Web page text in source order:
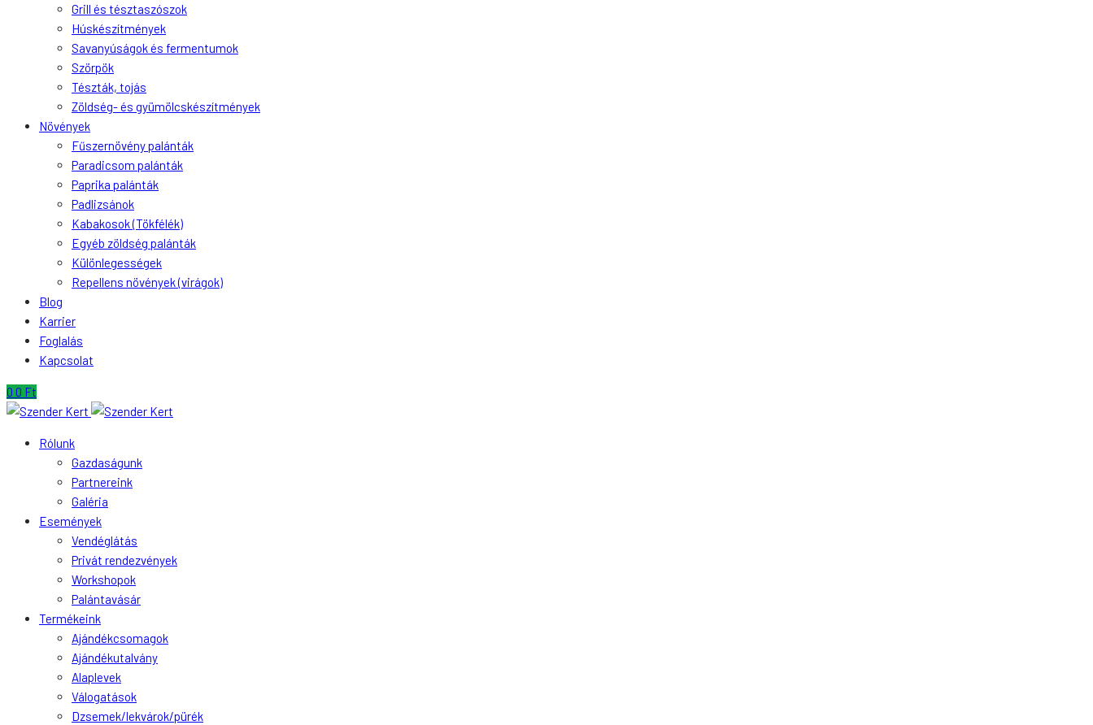
Grill és tésztaszószok
Húskészítmények
Savanyúságok és fermentumok
Szörpök
Tészták, tojás
Zöldség- és gyümölcskészítmények
Növények
Fűszernövény palánták
Paradicsom palánták
Paprika palánták
Padlizsánok
Kabakosok (Tökfélék)
Egyéb zöldség palánták
Különlegességek
Repellens növények (virágok)
Blog
Karrier
Foglalás
Kapcsolat
0 0 Ft
Rólunk
Gazdaságunk
Partnereink
Galéria
Események
Vendéglátás
Privát rendezvények
Workshopok
Palántavásár
Termékeink
Ajándékcsomagok
Ajándékutalvány
Alaplevek
Válogatások
Dzsemek/lekvárok/pürék